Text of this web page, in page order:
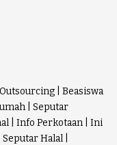
Beasiswa
Seputar
Info Perkotaan
Ini
Seputar Halal